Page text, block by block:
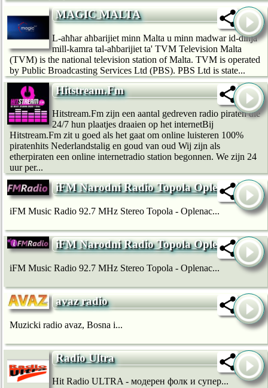
MAGIC MALTA
L-aħħar aħbarijiet minn Malta u minn madwar id-dinja
mill-kamra tal-aħbarijiet ta' TVM Television Malta
(TVM) is the national television station of Malta. TVM is operated
by Public Broadcasting Services Ltd (PBS). PBS Ltd is state...
Hitstream.Fm
Hitstream.Fm zijn een aantal gedreven radio piraten die
24/7 hun plaatjes draaien op het internetBij
Hitstream.Fm zit u goed als het gaat om online luisteren 100%
piratenhits Nederlandstalig en goud van oud Wij zijn als
etherpiraten een online internetradio station begonnen. We zijn 24
uur per...
iFM Narodni Radio Topola Oplenac
iFM Music Radio 92.7 MHz Stereo Topola - Oplenac...
iFM Narodni Radio Topola Oplenac
iFM Music Radio 92.7 MHz Stereo Topola - Oplenac...
avaz radio
Muzicki radio avaz, Bosna i...
Radio Ultra
Hit Radio ULTRA - модерен фолк и супер...